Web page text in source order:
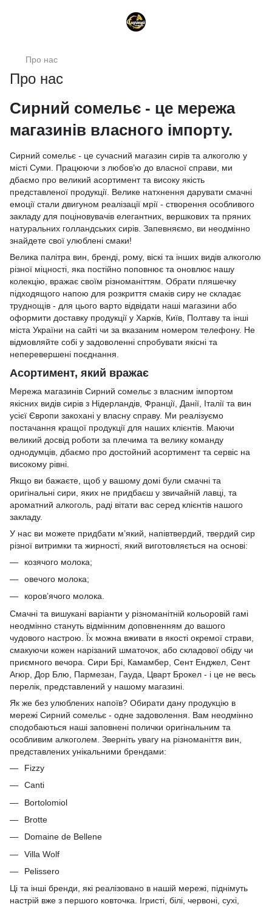
Про нас
Про нас
Сирний сомельє - це мережа
магазинів власного імпорту.
Сирний сомельє - це сучасний магазин сирів та алкоголю у
місті Суми. Працюючи з любов’ю до власної справи, ми
дбаємо про великий асортимент та високу якість
представленої продукції. Велике натхнення дарувати смачні
емоції стали двигуном реалізації мрії - створення особливого
закладу для поціновувачів елегантних, вершкових та пряних
натуральних голландських сирів. Запевняємо, ви неодмінно
знайдете свої улюблені смаки!
Велика палітра вин бренді рому, віскі та інших видів алкоголю
різної міцності, яка постійно поповнює та оновлює нашу
колекцію, вражає своїм різноманіттям. Обрати пляшечку
підходящого напою для розкриття смаків сиру не складає
труднощів - для цього варто відвідати наші магазини або
оформити доставку продукції у Харків, Київ, Полтаву та інші
міста України на сайті чи за вказаним номером телефону. Не
відмовляйте собі у задоволенні спробувати якісні та
неперевершені поєднання.
Асортимент, який вражає
Мережа магазинів Сирний сомельє з власним імпортом
якісних видів сирів з Нідерландів, Франції, Данії, Італії та вин
усієї Європи закохані у власну справу. Ми реалізуємо
постачання кращої продукції для наших клієнтів. Маючи
великий досвід роботи за плечима та велику команду
однодумців, дбаємо про достойний асортимент та сервіс на
високому рівні.
Якщо ви бажаєте, щоб у вашому домі були смачні та
оригінальні сири, яких не придбаєш у звичайній лавці, та
ароматний алкоголь, раді вітати вас серед клієнтів нашого
закладу.
У нас ви можете придбати м’який , напівтвердий, твердий сир
різної витримки та жирності, який виготовляється на основі:
козячого молока;
овечого молока;
коров’ячого молока.
Смачні та вишукані варіанти у різноманітній кольоровій гамі
неодмінно стануть відмінним доповненням до вашого
чудового настрою. Їх можна вживати в якості окремої страви,
смакуючи кожен нарізаний шматочок, або складової обіду чи
приємного вечора. Сири Брі, Камамбер, Сент Енджел, Сент
Агюр, Дор Блю, Пармезан, Гауда, Цварт Брокел - і це не весь
перелік, представлений у нашому магазині.
Як же без улюблених напоїв? Обирати дану продукцію в
мережі Сирний сомельє - одне задоволення. Вам неодмінно
сподобаються наші заповнені полички оригінальним та
особливим алкоголем. Зверніть увагу на різноманіття вин,
представлених унікальними брендами:
Fizzy
Canti
Bortolomiol
Brotte
Domaine de Bellene
Villa Wolf
Pelissero
Ці та інші бренди, які реалізовано в нашій мережі, піднімуть
настрій вже з першого ковточка. Ігристі, білі, червоні, сухі,